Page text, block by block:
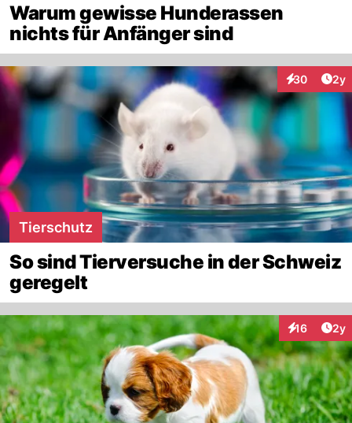
Warum gewisse Hunderassen
nichts für Anfänger sind
30
Interaktionen
2y
Tierschutz
So sind Tierversuche in der Schweiz
geregelt
16 2y